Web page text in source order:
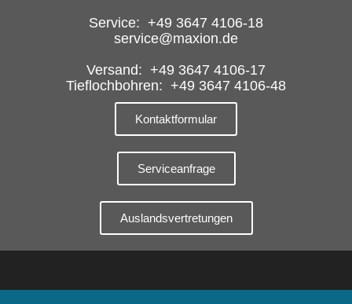
Service: +49 3647 4106-18
service@maxion.de
Versand: +49 3647 4106-17
Tieflochbohren: +49 3647 4106-48
Kontaktformular
Serviceanfrage
Auslandsvertretungen